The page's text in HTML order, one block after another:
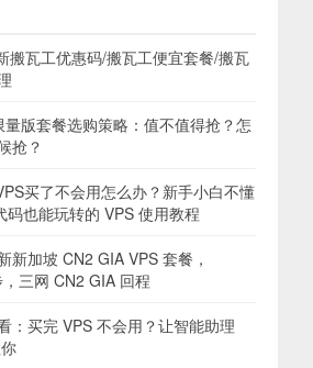
搬瓦工优惠码/搬瓦工便宜套餐/搬瓦
版套餐选购策略：值不值得抢？怎
抢？
买了不会用怎么办？新手小白不懂
码也能玩转的 VPS 使用教程
新加坡 CN2 GIA VPS 套餐，
三网 CN2 GIA 回程
：买完 VPS 不会用？让智能助理